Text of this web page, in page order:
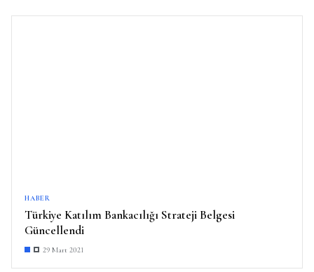
HABER
Türkiye Katılım Bankacılığı Strateji Belgesi
Güncellendi
29 Mart 2021